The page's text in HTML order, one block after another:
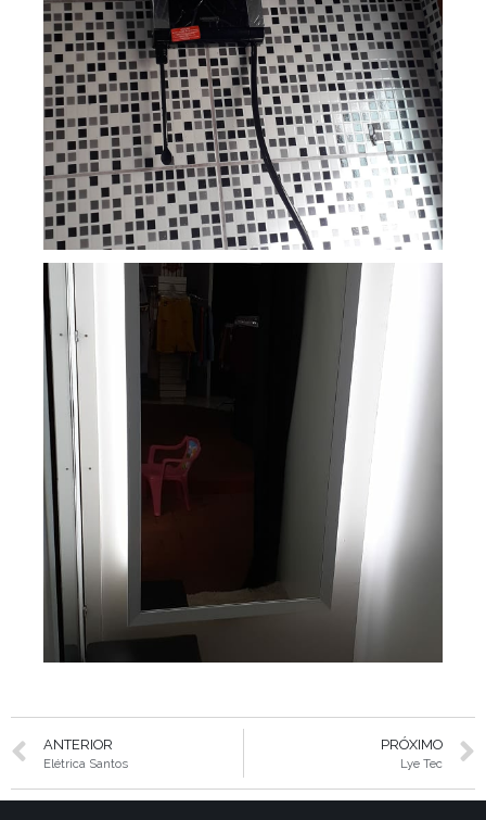
ANTERIOR
Elétrica Santos
PRÓXIMO
Lye Tec